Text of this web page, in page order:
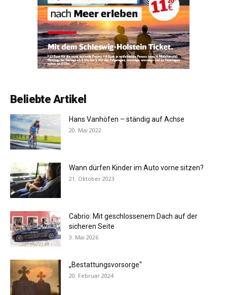
Beliebte Artikel
Hans Vanhöfen – ständig auf Achse
20. Mai 2022
Wann dürfen Kinder im Auto vorne sitzen?
21. Oktober 2023
Cabrio: Mit geschlossenem Dach auf der
sicheren Seite
3. Mai 2026
„Bestattungsvorsorge“
20. Februar 2024